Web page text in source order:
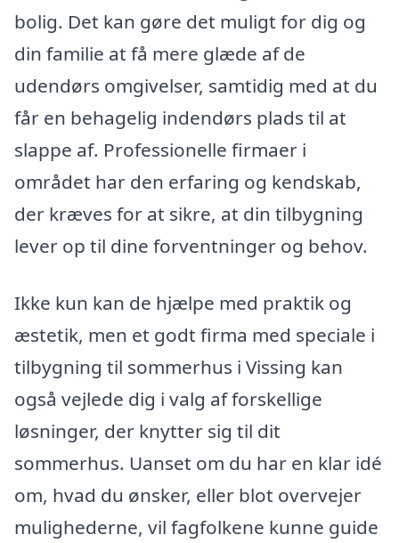
bolig. Det kan gøre det muligt for dig og
din familie at få mere glæde af de
udendørs omgivelser, samtidig med at du
får en behagelig indendørs plads til at
slappe af. Professionelle firmaer i
området har den erfaring og kendskab,
der kræves for at sikre, at din tilbygning
lever op til dine forventninger og behov.
Ikke kun kan de hjælpe med praktik og
æstetik, men et godt firma med speciale i
tilbygning til sommerhus i Vissing kan
også vejlede dig i valg af forskellige
løsninger, der knytter sig til dit
sommerhus. Uanset om du har en klar idé
om, hvad du ønsker, eller blot overvejer
mulighederne, vil fagfolkene kunne guide